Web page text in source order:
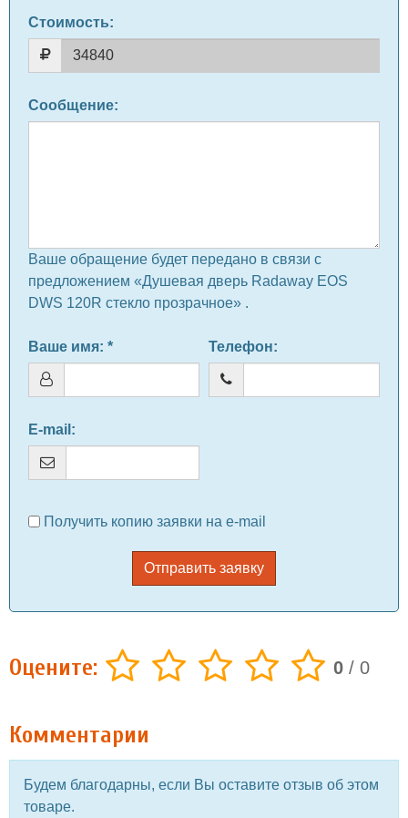
Стоимость:
Сообщение:
Ваше обращение будет передано в связи с
предложением «Душевая дверь Radaway EOS
DWS 120R стекло прозрачное» .
Ваше имя: * Телефон:
E-mail :
Получить копию заявки на e-mail
Отправить заявку
Оцените: 0 / 0
Комментарии
Будем благодарны, если Вы оставите отзыв об этом
товаре.